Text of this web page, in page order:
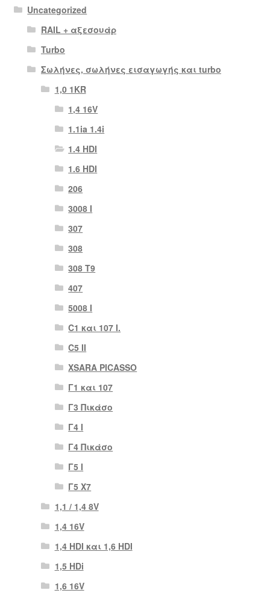
Uncategorized
RAIL + αξεσουάρ
Turbo
Σωλήνες, σωλήνες εισαγωγής και turbo
1,0 1KR
1,4 16V
1.1ia 1.4i
1.4 HDI
1.6 HDI
206
3008 Ι
307
308
308 Τ9
407
5008 Ι
C1 και 107 I.
C5 II
XSARA PICASSO
Γ1 και 107
Γ3 Πικάσο
Γ4 Ι
Γ4 Πικάσο
Γ5 Ι
Γ5 Χ7
1,1 / 1,4 8V
1,4 16V
1,4 HDI και 1,6 HDI
1,5 HDi
1,6 16V